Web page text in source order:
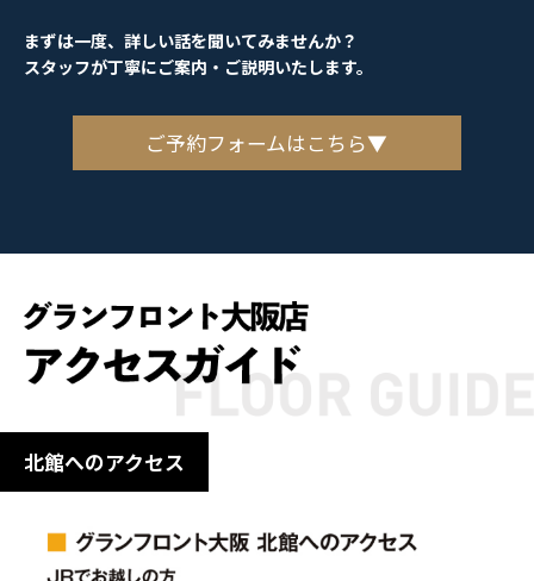
まずは一度、詳しい話を聞いてみませんか？
スタッフが丁寧にご案内・ご説明いたします。
ご予約フォームはこちら▼
北館へのアクセス